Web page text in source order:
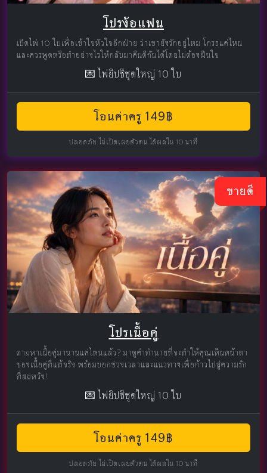
โปรง้อแฟน
เปิดไพ่ 10 ใบเพื่อเข้าใจหัวใจอีกฝ่าย ว่าเขายังรักอยู่ไหม โกรธแค่ไหน
และควรพูดหรือทำอย่างไรให้กลับมาคืนดีกันได้โดยไม่ต้องฝืนใจ
💌 ไพ่ยิปซีชุดใหญ่ 10 ใบ
โอนค่าครู 149฿
ปลอดภัย ไม่เปิดเผยตัวตน ได้ผลใน 10 นาที
ขายดี
โปรเนื้อคู่
ตามหาเนื้อคู่มานานแค่ไหนแล้ว? มาดูคำทำนายที่จะทำให้คุณเห็นหน้าตา
ของเนื้อคู่ที่แท้จริง พร้อมบอกช่วงเวลาและแนวทางเพื่อก้าวไปสู่ความรัก
ที่สมหวัง!
💌 ไพ่ยิปซีชุดใหญ่ 10 ใบ
โอนค่าครู 149฿
ปลอดภัย ไม่เปิดเผยตัวตน ได้ผลใน 10 นาที